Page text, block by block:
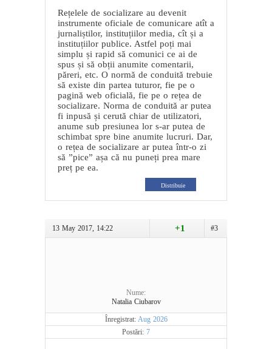
Rețelele de socializare au devenit
instrumente oficiale de comunicare atît a
jurnaliștilor, instituțiilor media, cît și a
instituțiilor publice. Astfel poți mai
simplu și rapid să comunici ce ai de
spus și să obții anumite comentarii,
păreri, etc. O normă de conduită trebuie
să existe din partea tuturor, fie pe o
pagină web oficială, fie pe o rețea de
socializare. Norma de conduită ar putea
fi inpusă și cerută chiar de utilizatori,
anume sub presiunea lor s-ar putea de
schimbat spre bine anumite lucruri. Dar,
o rețea de socializare ar putea într-o zi
să ”pice” așa că nu puneți prea mare
preț pe ea.
Distribuie
13 May 2017, 14:22 #3
+1
Nume:
Natalia Ciubarov
Înregistrat: Aug 2026
Postări: 7